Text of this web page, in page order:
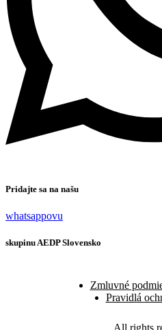
Pridajte sa na našu
whatsappovu
skupinu AEDP Slovensko
Zmluvné
Pravidlá